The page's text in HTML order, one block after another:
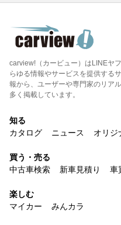
carview!（カービュー）はLINEヤ
らゆる情報やサービスを提供する
報から、ユーザーや専門家のリア
多く掲載しています。
知る
カタログ
ニュース オリジ
買う・売る
中古車検索
新車見積り 車
楽しむ
マイカー
みんカラ